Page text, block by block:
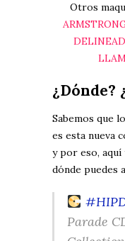
Otros
¿Dónde?
Sabemos que
es esta nueva
y por eso, aquí
dónde puedes
Parade